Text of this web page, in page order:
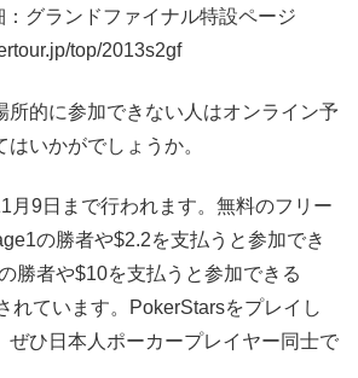
グランドファイナル特設ページ
top/2013s2gf
所的に参加できない人はオンライン予
いかがでしょうか。
月9日まで行われます。無料のフリー
の勝者や$2.2を支払うと参加でき
勝者や$10を支払うと参加できる
れています。PokerStarsをプレイし
ぜひ日本人ポーカープレイヤー同士で